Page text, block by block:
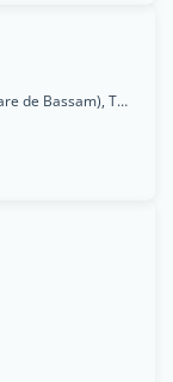
N°2 - Bloc 3, Centre Commercial Kobeissi (Gare de Bassam), Treichville, Abidjan